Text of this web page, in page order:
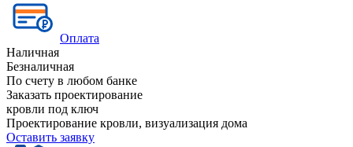
Оплата
Наличная
Безналичная
По счету в любом банке
Заказать проектирование
кровли под ключ
Проектирование кровли, визуализация дома
Оставить заявку